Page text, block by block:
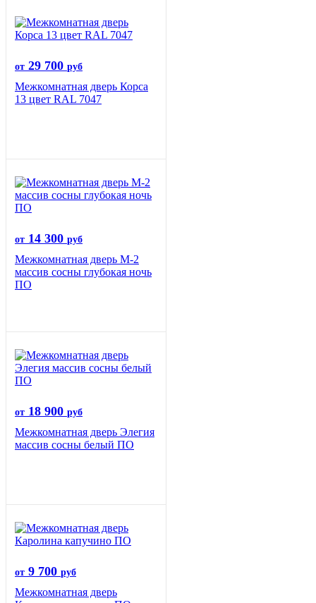
от 29 700 руб
Межкомнатная дверь Корса
13 цвет RAL 7047
от 14 300 руб
Межкомнатная дверь М-2
массив сосны глубокая ночь
ПО
от 18 900 руб
Межкомнатная дверь Элегия
массив сосны белый ПО
от 9 700 руб
Межкомнатная дверь